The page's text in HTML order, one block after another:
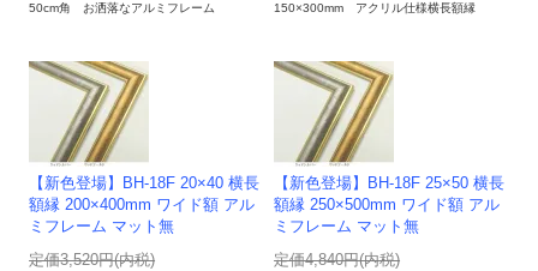
50cm角 お洒落なアルミフレーム 150×300mm アクリル仕様横長額縁
【新色登場】BH-18F 20×40 横長
額縁 200×400mm ワイド額 アル
ミフレーム マット無
定価3,520円(内税)
【新色登場】BH-18F 25×50 横長
額縁 250×500mm ワイド額 アル
ミフレーム マット無
定価4,840円(内税)